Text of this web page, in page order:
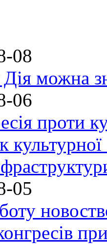
08
Дія можна
06
проти
05